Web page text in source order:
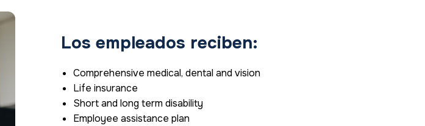
Los empleados reciben:
Comprehensive medical, dental and vision
Life insurance
Short and long term disability
Employee assistance plan